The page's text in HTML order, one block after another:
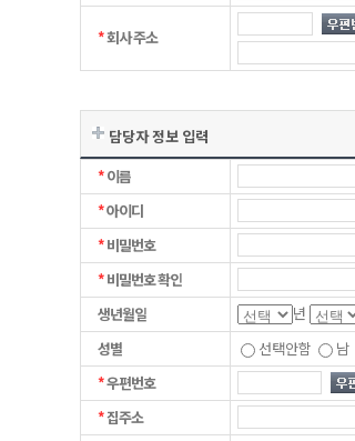
*회사 주소
담당자 정보 입력
*이름
*아이디
*비밀번호
*비밀번호 확인
생년월일
년
성별
선택안함 남
*우편번호
*집주소